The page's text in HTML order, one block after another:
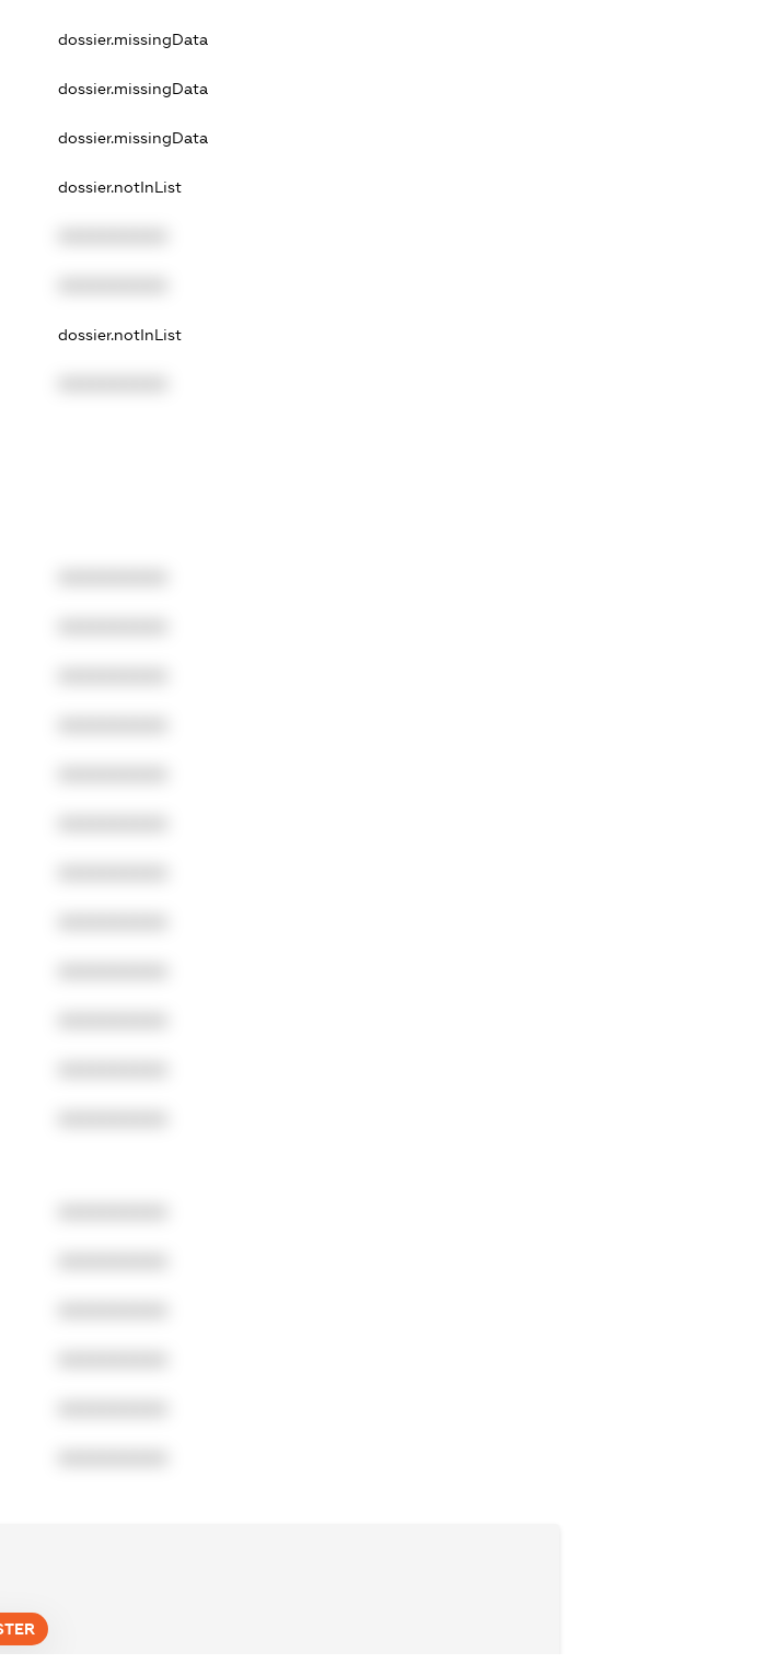
dossier.missingData
dossier.missingData
dossier.missingData
dossier.notInList
dossier.notInList